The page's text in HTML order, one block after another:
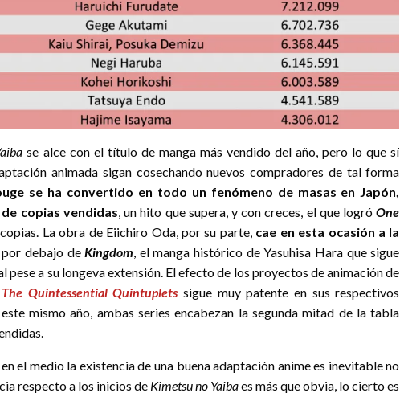
se alce con el título de manga más vendido del año, pero lo que sí
animada sigan cosechando nuevos compradores de tal forma
se ha convertido en todo un fenómeno de masas en Japón,
copias vendidas, un hito que supera, y con creces, el que logróOne
La obra de Eiichiro Oda, por su parte, cae en esta ocasión a la
por debajo deKingdom, el manga histórico de Yasuhisa Hara que sigue
pese a su longeva extensión. El efecto de los proyectos de animación de
The Quintessential Quintuplets sigue muy patente en sus respectivos
mismo año, ambas series encabezan la segunda mitad de la tabla
el medio la existencia de una buena adaptación anime es inevitable no
respecto a los inicios de Kimetsu no Yaibaes más que obvia, lo cierto es